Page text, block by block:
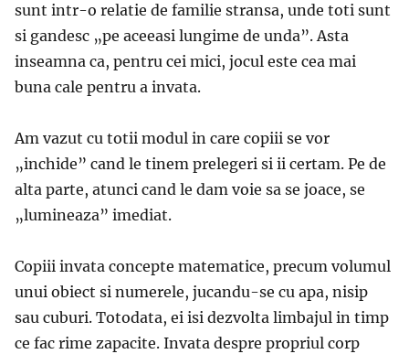
sunt intr-o relatie de familie stransa, unde toti sunt
si gandesc „pe aceeasi lungime de unda”. Asta
inseamna ca, pentru cei mici, jocul este cea mai
buna cale pentru a invata.
Am vazut cu totii modul in care copiii se vor
„inchide” cand le tinem prelegeri si ii certam. Pe de
alta parte, atunci cand le dam voie sa se joace, se
„lumineaza” imediat.
Copiii invata concepte matematice, precum volumul
unui obiect si numerele, jucandu-se cu apa, nisip
sau cuburi. Totodata, ei isi dezvolta limbajul in timp
ce fac rime zapacite. Invata despre propriul corp